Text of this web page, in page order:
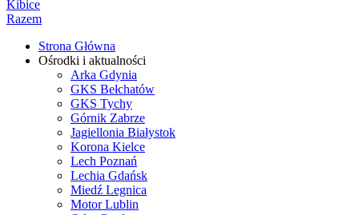
Strona Główna
Ośrodki i aktualności
Arka Gdynia
GKS Bełchatów
GKS Tychy
Górnik Zabrze
Jagiellonia Białystok
Korona Kielce
Lech Poznań
Lechia Gdańsk
Miedź Legnica
Motor Lublin